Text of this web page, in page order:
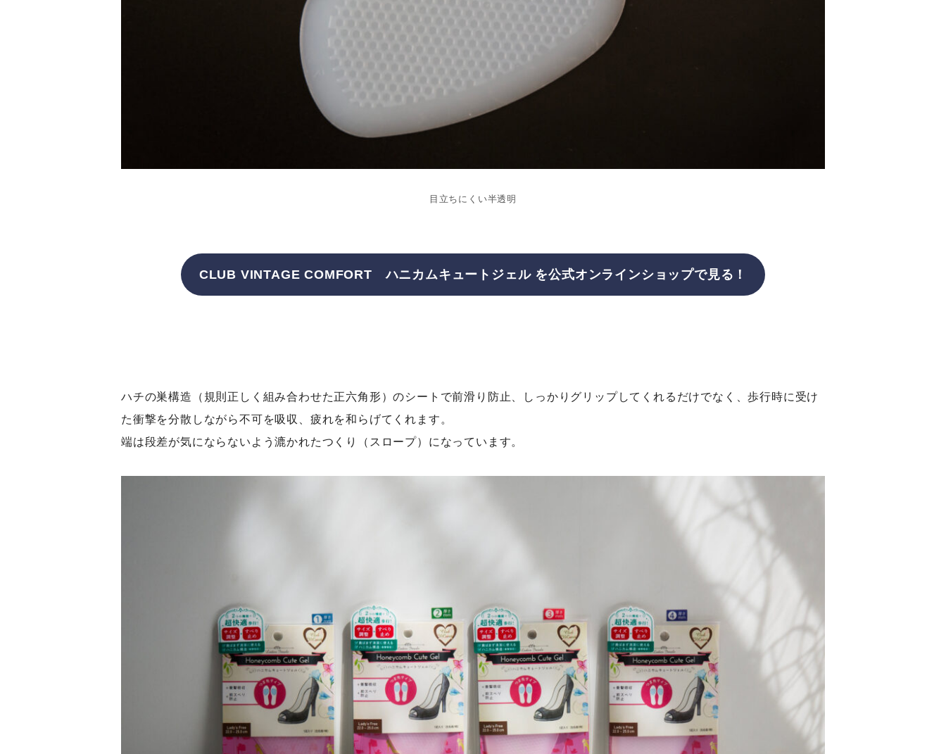
目立ちにくい半透明
CLUB VINTAGE COMFORT ハニカムキュートジェルを公式オンラインショップで見る！
ハチの巣構造（規則正しく組み合わせた正六角形）のシートで前滑り防止、しっかりグリップしてくれるだけでなく、歩行時に受け
た衝撃を分散しながら不可を吸収、疲れを和らげてくれます。
端は段差が気にならないよう漉かれたつくり（スロープ）になっています。